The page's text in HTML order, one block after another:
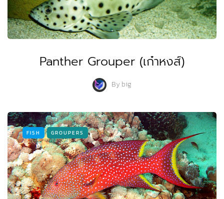
Panther Grouper (เก๋าหงส์)
Bybig
FISH GROUPERS